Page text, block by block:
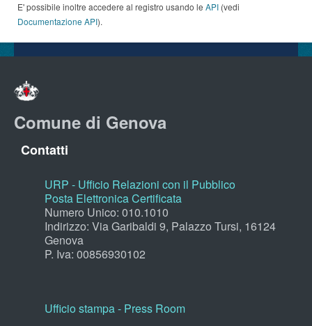
E' possibile inoltre accedere al registro usando le API (vedi
Documentazione API).
Comune di Genova
Contatti
URP - Ufficio Relazioni con il Pubblico
Posta Elettronica Certificata
Numero Unico: 010.1010
Indirizzo: Via Garibaldi 9, Palazzo Tursi, 16124
Genova
P. Iva: 00856930102
Ufficio stampa - Press Room